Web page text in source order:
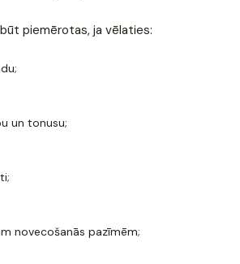
piemērotas, ja vēlaties:
un tonusu;
novecošanās pazīmēm;